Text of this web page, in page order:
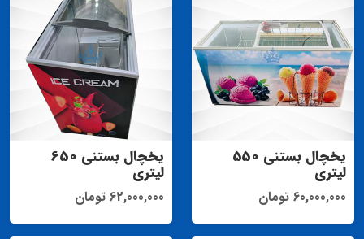
یخچال بستنی 550
لیتری
60,000,000 تومان
یخچال بستنی 650
لیتری
62,000,000 تومان